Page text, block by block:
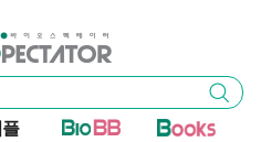
이터
검색